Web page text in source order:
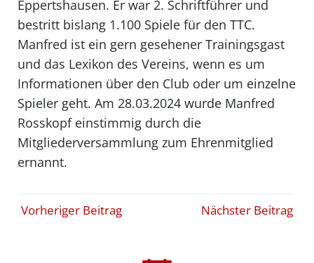
Eppertshausen. Er war 2. Schriftführer und
bestritt bislang 1.100 Spiele für den TTC.
Manfred ist ein gern gesehener Trainingsgast
und das Lexikon des Vereins, wenn es um
Informationen über den Club oder um einzelne
Spieler geht. Am 28.03.2024 wurde Manfred
Rosskopf einstimmig durch die
Mitgliederversammlung zum Ehrenmitglied
ernannt.
Beitragsnavigation
Vorheriger Beitrag Nächster Beitrag